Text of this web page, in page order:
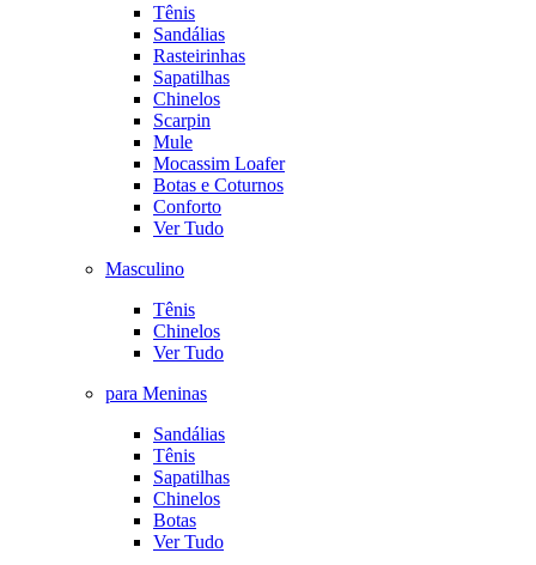
Tênis
Sandálias
Rasteirinhas
Sapatilhas
Chinelos
Scarpin
Mule
Mocassim Loafer
Botas e Coturnos
Conforto
Ver Tudo
Masculino
Tênis
Chinelos
Ver Tudo
para Meninas
Sandálias
Tênis
Sapatilhas
Chinelos
Botas
Ver Tudo